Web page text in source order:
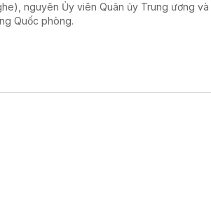
nguyên Ủy viên Quân ủy Trung ương và
Quốc phòng.